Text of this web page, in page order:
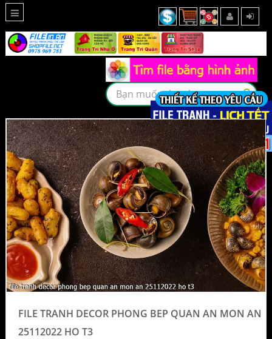
FILE TRANH DECOR PHONG BEP QUAN AN MON AN
25112022 HO T3